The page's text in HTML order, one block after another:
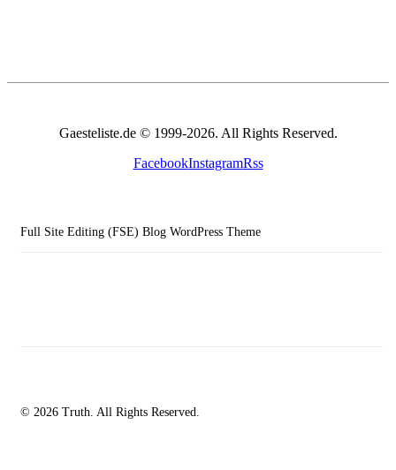
Gaesteliste.de © 1999-2026. All Rights Reserved.
FacebookInstagramRss
Full Site Editing (FSE) Blog WordPress Theme
© 2026 Truth. All Rights Reserved.